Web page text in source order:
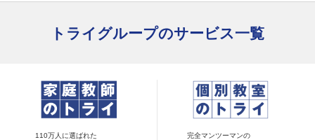
トライグループのサービス一覧
110万人に選ばれた
完全マンツーマンの